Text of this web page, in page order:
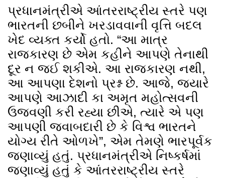
પ્રધાનમંત્રીએ આંતરરાષ્ટ્રીય સ્તરે પણ
ભારતની છબીને ખરડાવવાની વૃત્તિ બદલ
ખેદ વ્યક્ત કર્યો હતો. “આ માત્ર
રાજકારણ છે એમ કહીને આપણે તેનાથી
દૂર ન જઈ શકીએ. આ રાજકારણ નથી,
આ આપણા દેશનો પ્રશ્ન છે. આજે, જ્યારે
આપણે આઝાદી કા અમૃત મહોત્સવની
ઉજવણી કરી રહ્યા છીએ, ત્યારે એ પણ
આપણી જવાબદારી છે કે વિશ્વ ભારતને
યોગ્ય રીતે ઓળખે”, એમ તેમણે ભારપૂર્વક
જણાવ્યું હતું. પ્રધાનમંત્રીએ નિષ્કર્ષમાં
જણાવ્યું હતું કે આંતરરાષ્ટ્રીય સ્તરે